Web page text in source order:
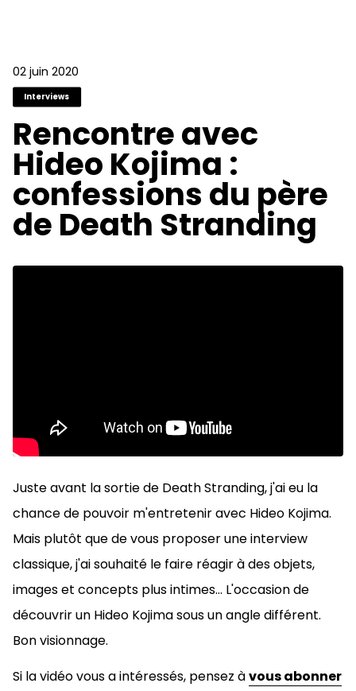
02 juin 2020
Interviews
Rencontre avec
Hideo Kojima :
confessions du père
de Death Stranding
Juste avant la sortie de Death Stranding, j'ai eu la
chance de pouvoir m'entretenir avec Hideo Kojima.
Mais plutôt que de vous proposer une interview
classique, j'ai souhaité le faire réagir à des objets,
images et concepts plus intimes... L'occasion de
découvrir un Hideo Kojima sous un angle différent.
Bon visionnage.
Si la vidéo vous a intéressés, pensez àvous abonner